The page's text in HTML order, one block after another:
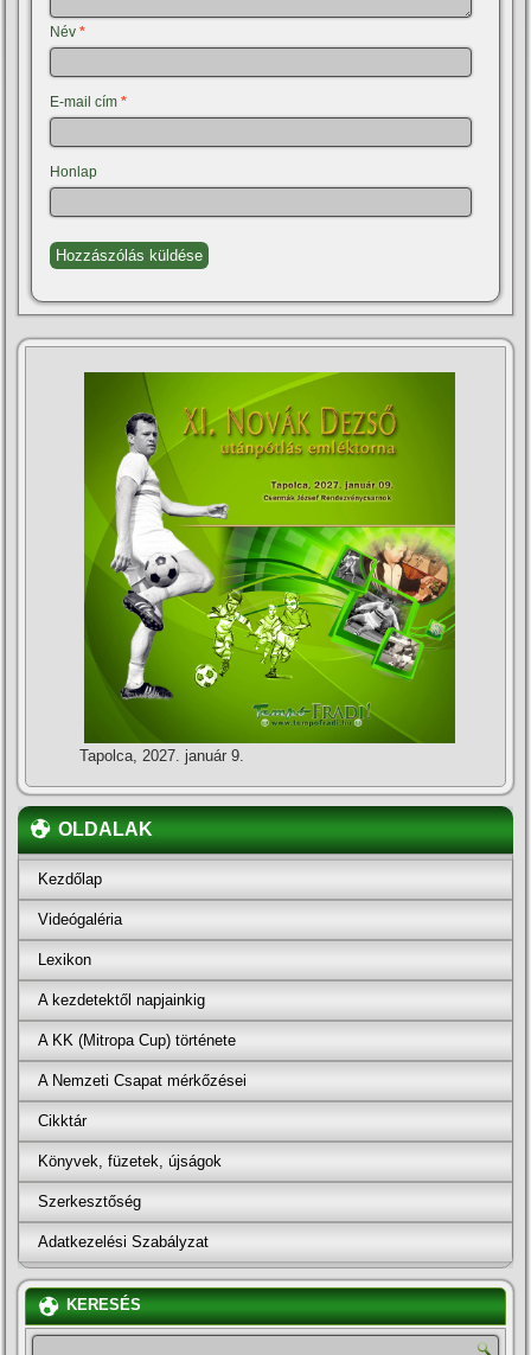
Név*
E-mail cím*
Honlap
Tapolca, 2027. január 9.
OLDALAK
Kezdőlap
Videógaléria
Lexikon
A kezdetektől napjainkig
A KK (Mitropa Cup) története
A Nemzeti Csapat mérkőzései
Cikktár
Könyvek, füzetek, újságok
Szerkesztőség
Adatkezelési Szabályzat
KERESÉS